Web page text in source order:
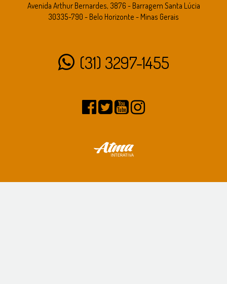
Avenida Arthur Bernardes, 3876 - Barragem Santa Lúcia
30335-790 - Belo Horizonte - Minas Gerais
(31) 3297-1455